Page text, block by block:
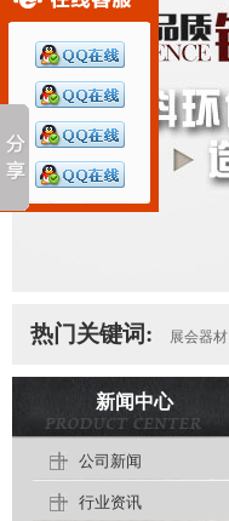
热门关键词: 展会器材
新闻中心
公司新闻
行业资讯